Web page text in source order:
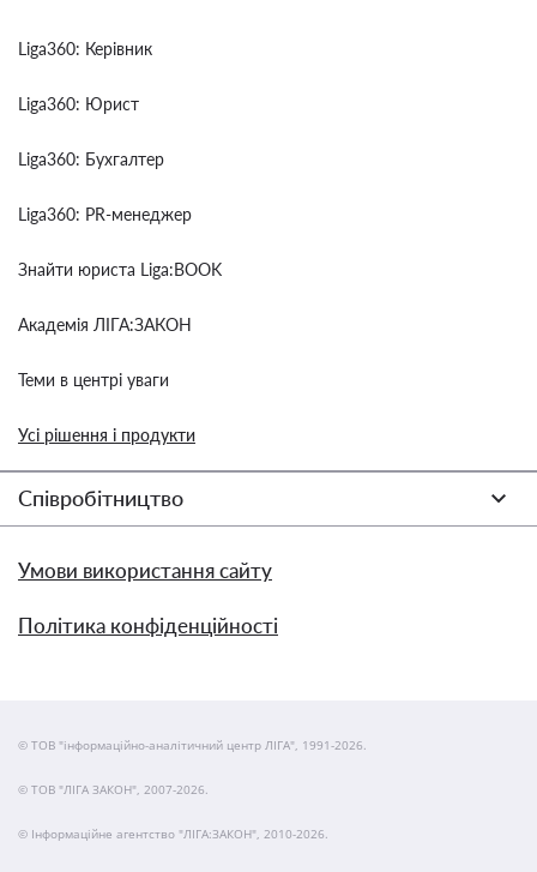
Liga360: Керівник
Liga360: Юрист
Liga360: Бухгалтер
Liga360: PR-менеджер
Знайти юриста Liga:BOOK
Академія ЛІГА:ЗАКОН
Теми в центрі уваги
Усі рішення і продукти
Співробітництво
Умови використання сайту
Політика конфіденційності
© ТОВ "інформаційно-аналітичний центр ЛІГА", 1991-2026.
© ТОВ "ЛІГА ЗАКОН", 2007-2026.
© Інформаційне агентство "ЛІГА:ЗАКОН", 2010-2026.